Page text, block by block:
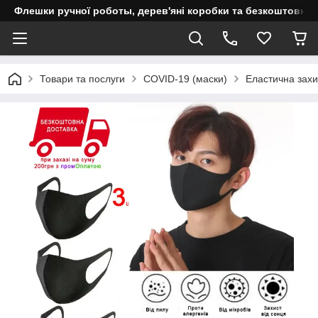
Флешки ручної роботы, дерев'яні коробки та безкоштовне
Товари та послуги COVID-19 (маски) Еластична